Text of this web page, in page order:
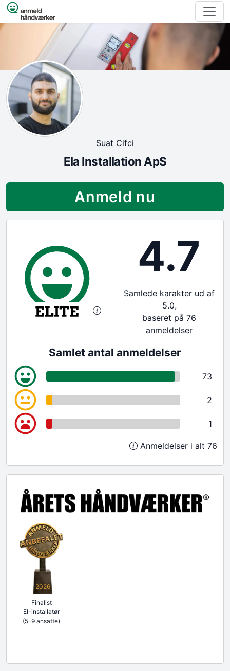
Spring til indhold
Suat Cifci
Ela Installation ApS
Anmeld nu
4.7
Samlede karakter ud af
5.0,
baseret på 76
anmeldelser
Samlet antal anmeldelser
73
2
1
Anmeldelser i alt 76
2026
Finalist
El-installatør
(5-9 ansatte)